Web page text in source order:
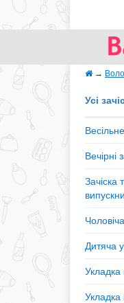
→
Усі
Вечірні
Зачіска
Дитяча
Укладка